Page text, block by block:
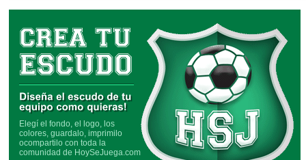
IL CAPO FÚTBOL más info »
Elegí el fondo, el logo, los
colores, guardalo, imprimilo
ocompartilo con toda la
comunidad de HoySeJuega.com